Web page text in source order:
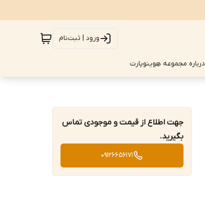
ورود | ثبت‌نام
درباره مجموعه هِوینوپارت
جهت اطلاع از قیمت و موجودی تماس
بگیرید.
09126656171